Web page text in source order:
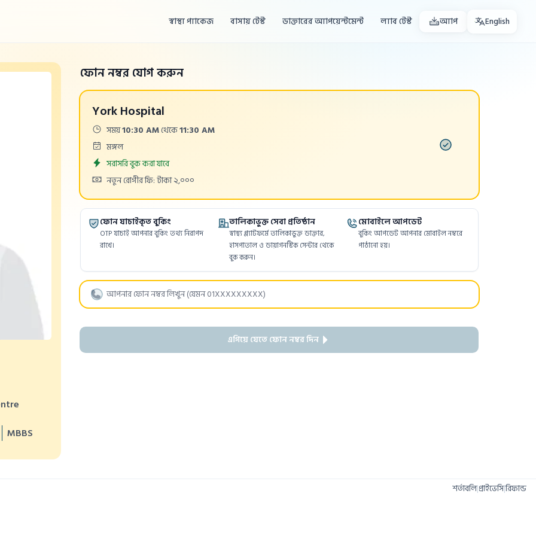
স্বাস্থ্য প্যাকেজ বাসায় টেস্ট ডাক্তারের অ্যাপয়েন্টমেন্ট ল্যাব টেস্ট অ্যাপ English
MBBS
ফোন নম্বর যোগ করুন
York Hospital
Time:সময়10:30 AMথেকে11:30 AM
Days:মঙ্গল
Appointment
সরাসরি বুক করা যাবে
Cost:নতুন রোগীর ফি: টাকা ২,০০০
ফোন যাচাইকৃত বুকিং
OTP যাচাই আপনার বুকিং তথ্য নিরাপদ
রাখে।
তালিকাভুক্ত সেবা প্রতিষ্ঠান
স্বাস্থ্য প্ল্যাটফর্মে তালিকাভুক্ত ডাক্তার,
হাসপাতাল ও ডায়াগনস্টিক সেন্টার থেকে
বুক করুন।
মোবাইলে আপডেট
বুকিং আপডেট আপনার মোবাইল নম্বরে
পাঠানো হয়।
এগিয়ে যেতে ফোন নম্বর দিন
শর্তাবলি|প্রাইভেসি|রিফান্ড